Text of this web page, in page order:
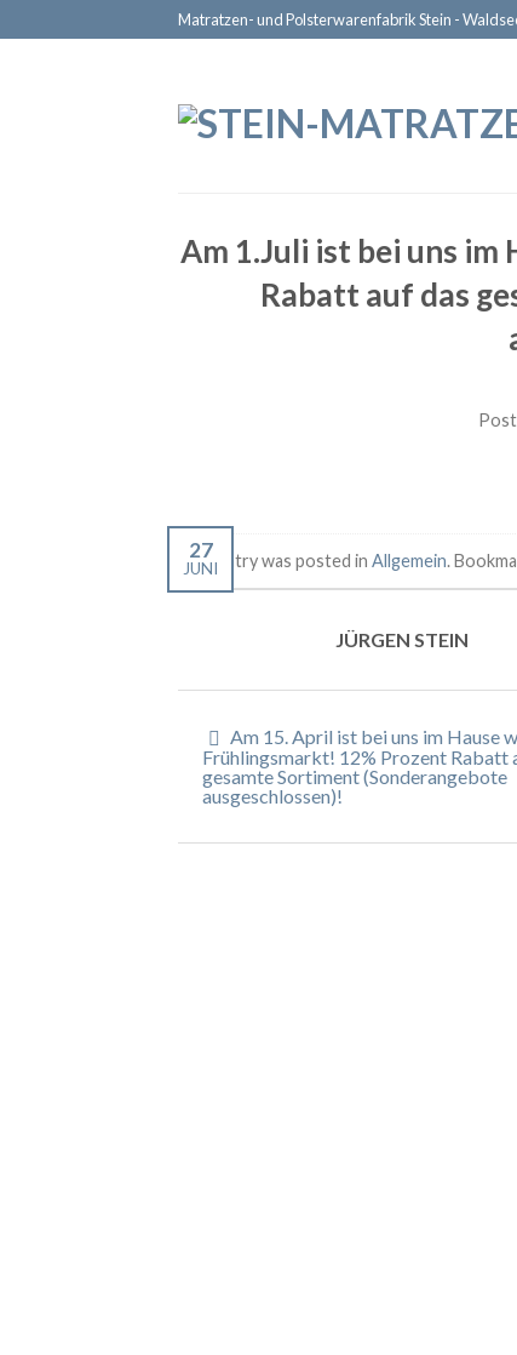
Matratzen- und Polsterwarenfabrik Stein -
Am 1.Juli ist bei uns
Rabatt auf das
27
JUNI
This entry was posted in Allgemein.
JÜRGEN STEIN
Am 15. April ist bei uns im Hause
Frühlingsmarkt! 12% Prozent Rabatt
gesamte Sortiment (Sonderangebote
ausgeschlossen)!